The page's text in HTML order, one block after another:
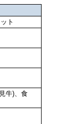
ト
牛)、食